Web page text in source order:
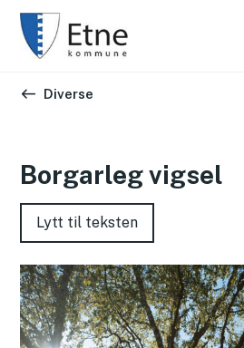
Du er her:
Diverse
Borgarleg vigsel
Lytt til teksten